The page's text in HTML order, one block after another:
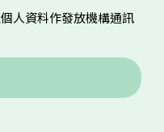
人資料作發放機構通訊